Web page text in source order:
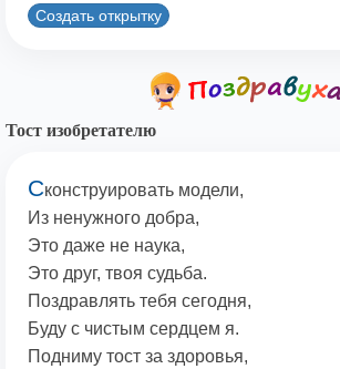
Создать открытку
Тост изобретателю
Сконструировать модели,
Из ненужного добра,
Это даже не наука,
Это друг, твоя судьба.
Поздравлять тебя сегодня,
Буду с чистым сердцем я.
Подниму тост за здоровья,